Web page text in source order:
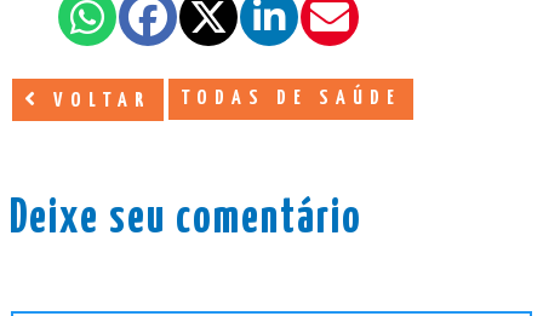
VOLTAR TODAS DE SAÚDE
Deixe seu comentário